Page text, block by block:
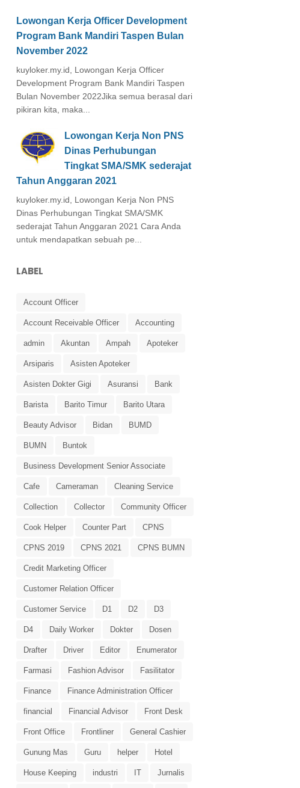
Lowongan Kerja Officer Development
Program Bank Mandiri Taspen Bulan
November 2022
kuyloker.my.id, Lowongan Kerja Officer
Development Program Bank Mandiri Taspen
Bulan November 2022Jika semua berasal dari
pikiran kita, maka...
Lowongan Kerja Non PNS
Dinas Perhubungan
Tingkat SMA/SMK sederajat
Tahun Anggaran 2021
kuyloker.my.id, Lowongan Kerja Non PNS
Dinas Perhubungan Tingkat SMA/SMK
sederajat Tahun Anggaran 2021 Cara Anda
untuk mendapatkan sebuah pe...
LABEL
Account Officer
Account Receivable Officer Accounting
admin Akuntan Ampah Apoteker
Arsiparis Asisten Apoteker
Asisten Dokter Gigi Asuransi Bank
Barista Barito Timur Barito Utara
Beauty Advisor Bidan BUMD
BUMN Buntok
Business Development Senior Associate
Cafe Cameraman Cleaning Service
Collection Collector Community Officer
Cook Helper Counter Part CPNS
CPNS 2019 CPNS 2021 CPNS BUMN
Credit Marketing Officer
Customer Relation Officer
Customer Service D1 D2 D3
D4 Daily Worker Dokter Dosen
Drafter Driver Editor Enumerator
Farmasi Fashion Advisor Fasilitator
Finance Finance Administration Officer
financial Financial Advisor Front Desk
Front Office Frontliner General Cashier
Gunung Mas Guru helper Hotel
House Keeping industri IT Jurnalis